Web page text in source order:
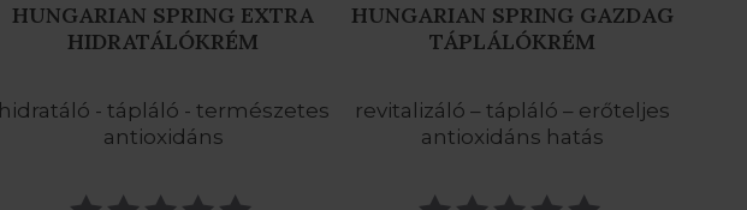
HUNGARIAN SPRING EXTRA
HIDRATÁLÓKRÉM
hidratáló - tápláló - természetes
antioxidáns
HUNGARIAN SPRING GAZDAG
TÁPLÁLÓKRÉM
revitalizáló – tápláló – erőteljes
antioxidáns hatás